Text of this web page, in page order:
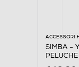
ACCESSORI
SIMBA -